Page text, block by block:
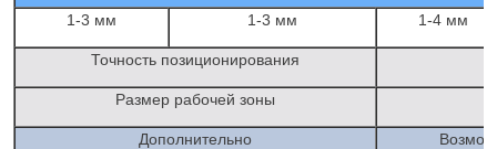
1-3 мм 1-3 мм 1-4 мм
Точность позиционирования
Размер рабочей зоны
Дополнительно